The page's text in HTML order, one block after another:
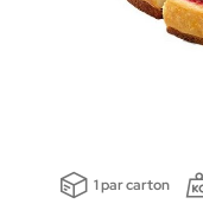
1 par carton